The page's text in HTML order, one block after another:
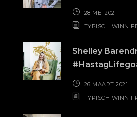
28 MEI 2021
TYPISCH
Shelley
26 MAART 2021
TYPISCH